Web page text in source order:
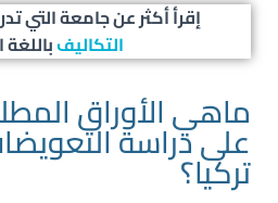
إقرأ أكثر عن جامعة التي
التكاليف
ماهي الأوراق
على دراسة
تركيا؟